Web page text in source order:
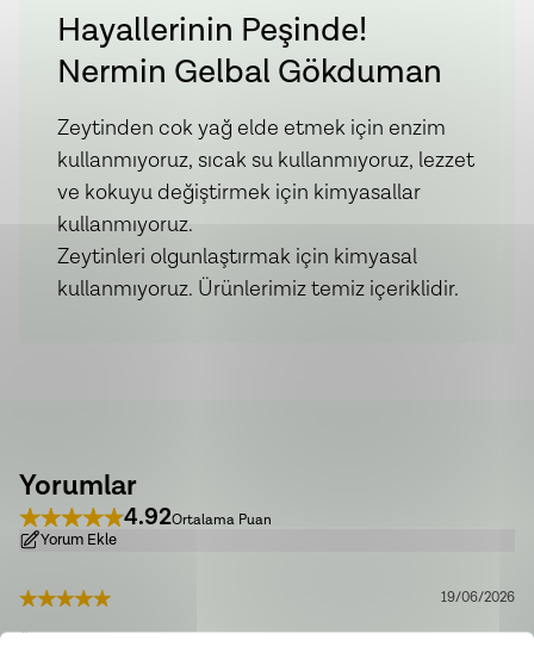
Hayallerinin Peşinde!
Nermin Gelbal Gökduman
Zeytinden cok yağ elde etmek için enzim
kullanmıyoruz, sıcak su kullanmıyoruz, lezzet
ve kokuyu değiştirmek için kimyasallar
kullanmıyoruz.
Zeytinleri olgunlaştırmak için kimyasal
kullanmıyoruz. Ürünlerimiz temiz içeriklidir.
Yorumlar
4.92Ortalama Puan
Yorum Ekle
19/06/2026